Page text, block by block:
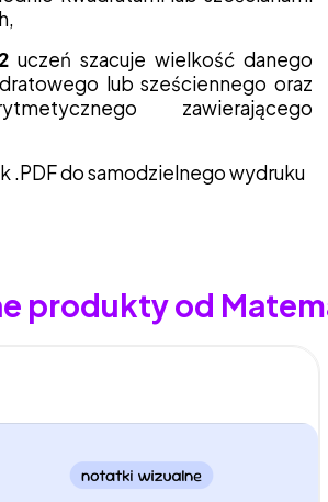
uczeń szacuje wielkość danego
lub sześciennego oraz
zawierającego
.PDF do samodzielnego wydruku
produkty od